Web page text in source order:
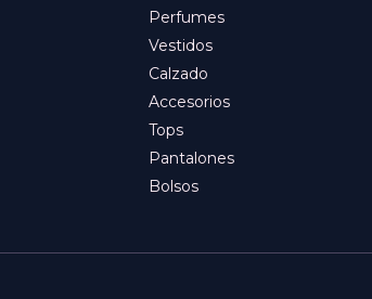
Perfumes
Vestidos
Calzado
Accesorios
Tops
Pantalones
Bolsos